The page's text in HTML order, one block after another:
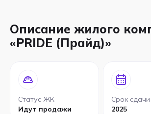
Описание жилого
«PRIDE (Прайд)»
Статус ЖК
Идут продажи
Срок сдачи
2025